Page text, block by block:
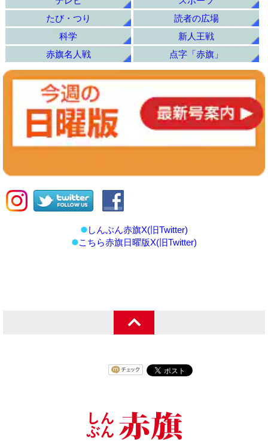
たび・つり
読者の広場
科学
新人王戦
赤旗名人戦
点字「赤旗」
しんぶん赤旗X(旧Twitter)
こちら赤旗日曜版X(旧Twitter)